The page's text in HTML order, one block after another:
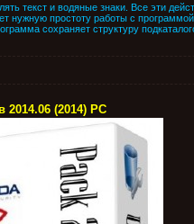
текст и водяные знаки. Все эти
нужную простоту работы с
сохраняет структуру
2014.06 (2014) РС